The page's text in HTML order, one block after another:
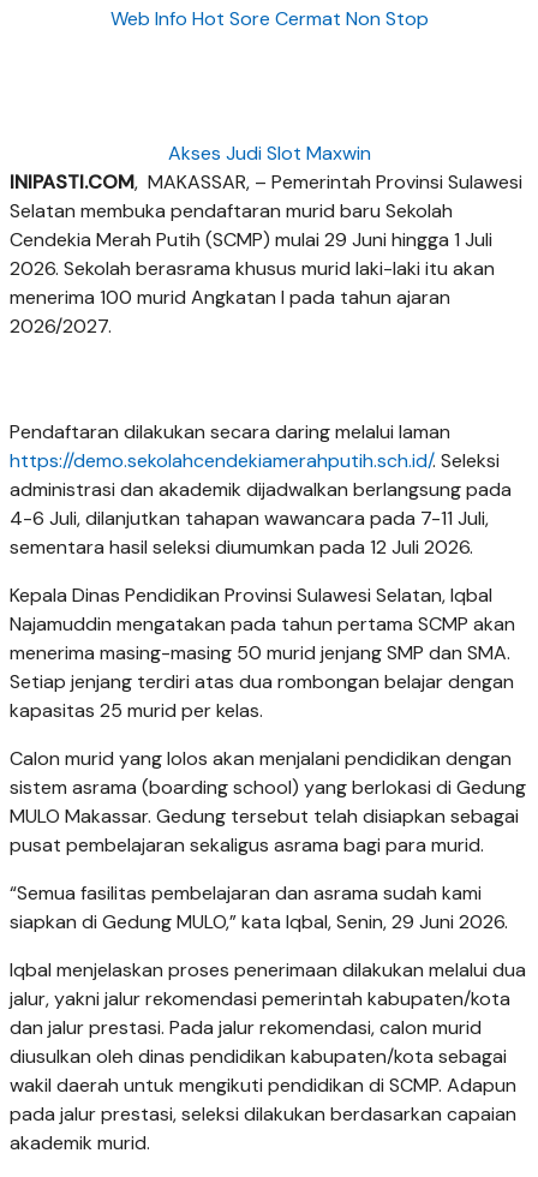
Web Info Hot Sore Cermat Non Stop
Akses Judi Slot Maxwin
INIPASTI.COM, MAKASSAR, – Pemerintah Provinsi Sulawesi
Selatan membuka pendaftaran murid baru Sekolah
Cendekia Merah Putih (SCMP) mulai 29 Juni hingga 1 Juli
2026. Sekolah berasrama khusus murid laki-laki itu akan
menerima 100 murid Angkatan I pada tahun ajaran
2026/2027.
Pendaftaran dilakukan secara daring melalui laman
https://demo.sekolahcendekiamerahputih.sch.id/. Seleksi
administrasi dan akademik dijadwalkan berlangsung pada
4-6 Juli, dilanjutkan tahapan wawancara pada 7-11 Juli,
sementara hasil seleksi diumumkan pada 12 Juli 2026.
Kepala Dinas Pendidikan Provinsi Sulawesi Selatan, Iqbal
Najamuddin mengatakan pada tahun pertama SCMP akan
menerima masing-masing 50 murid jenjang SMP dan SMA.
Setiap jenjang terdiri atas dua rombongan belajar dengan
kapasitas 25 murid per kelas.
Calon murid yang lolos akan menjalani pendidikan dengan
sistem asrama (boarding school) yang berlokasi di Gedung
MULO Makassar. Gedung tersebut telah disiapkan sebagai
pusat pembelajaran sekaligus asrama bagi para murid.
“Semua fasilitas pembelajaran dan asrama sudah kami
siapkan di Gedung MULO,” kata Iqbal, Senin, 29 Juni 2026.
Iqbal menjelaskan proses penerimaan dilakukan melalui dua
jalur, yakni jalur rekomendasi pemerintah kabupaten/kota
dan jalur prestasi. Pada jalur rekomendasi, calon murid
diusulkan oleh dinas pendidikan kabupaten/kota sebagai
wakil daerah untuk mengikuti pendidikan di SCMP. Adapun
pada jalur prestasi, seleksi dilakukan berdasarkan capaian
akademik murid.